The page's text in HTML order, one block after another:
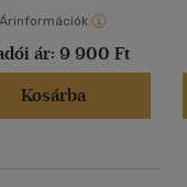
Árinformációk
ár: 9 900 Ft
Kosárba